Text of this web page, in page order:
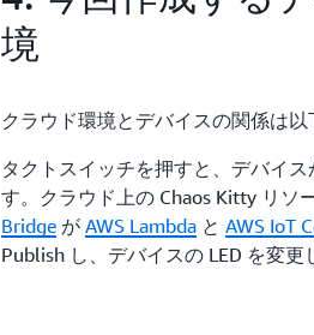
境
クラウド環境とデバイスの関係は以
タクトスイッチを押すと、デバイ
す。クラウド上の Chaos Kitty リソ
Bridge がAWS Lambda とAWS IoT
Publish し、デバイスの LED を変更